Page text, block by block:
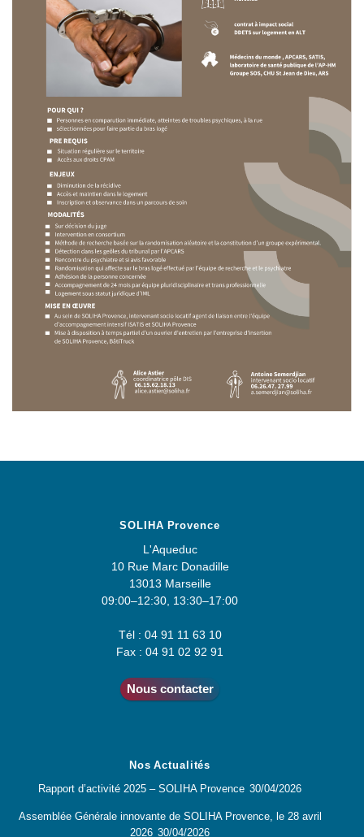
SOLIHA Provence
L'Aqueduc
10 Rue Marc Donadille
13013 Marseille
09:00–12:30, 13:30–17:00
Tél : 04 91 11 63 10
Fax : 04 91 02 92 91
Nous contacter
Nos Actualités
Rapport d’activité 2025 – SOLIHA Provence 30/04/2026
Assemblée Générale innovante de SOLIHA Provence, le 28 avril
2026 30/04/2026